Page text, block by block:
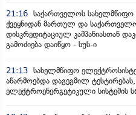
21:16 საქართველოს სახელმწიფო
ქვეყნიდან მართულ და
დისკრედიტაციულ კამპანიასთან
გამოძიება დაიწყო - სუს-ი
21:13 სახელმწიფო
აწარმოებდა დაგეგმილ
ელექტროენერგეტიკული სისტემის